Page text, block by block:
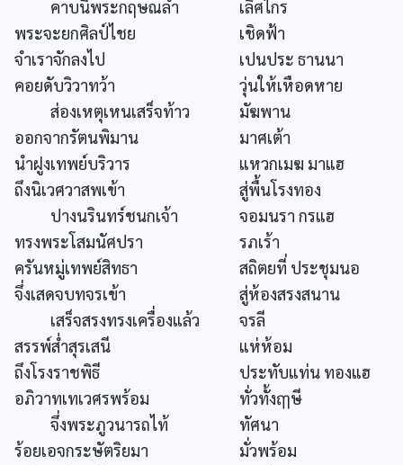
คาบนี้พระกฤษณล้ำ
เลิศไกร
พระจะยกศิลป์ไชย
เชิดฟ้า
จำเราจักลงไป
เปนประ ธานนา
คอยดับวิวาทว้า
วุ่นให้เหือดหาย
ส่องเหตุเหนเสร็จท้าว
มัฆพาน
ออกจากรัตนพิมาน
มาศเต้า
นำฝูงเทพย์บริวาร
แหวกเมฆ มาแฮ
ถึงนิเวศวาสพเข้า
สู่พื้นโรงทอง
ปางนรินทร์ชนกเจ้า
จอมนรา กรแฮ
ทรงพระโสมนัศปรา
รภเร้า
ครันหมู่เทพย์สิทธา
สถิตยที่ ประชุมนอ
จึ่งเสดจบทจรเข้า
สู่ห้องสรงสนาน
เสร็จสรงทรงเครื่องแล้ว
จรลี
สรรพ์ส่ำสุรเสนี
แห่ห้อม
ถึงโรงราชพิธี
ประทับแท่น ทองแฮ
อภิวาทเทเวศรพร้อม
ทั่วทั้งฤๅษี
จึ่งพระภูวนารถไท้
ทัศนา
ร้อยเอจกระษัตริยมา
มั่วพร้อม